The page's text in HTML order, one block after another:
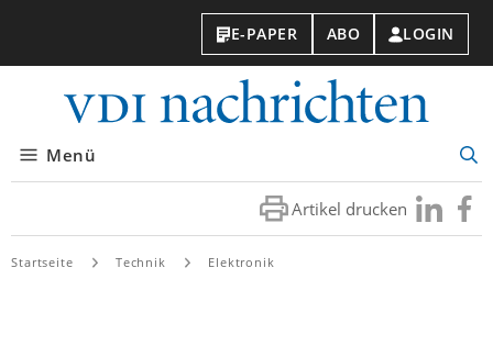
E-PAPER ABO LOGIN
Menü
Artikel drucken Besuchen
Sie
Sie
Startseite Technik Elektronik